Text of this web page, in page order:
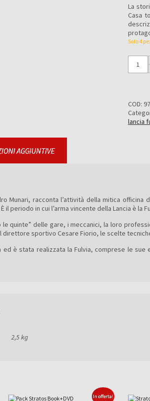
La
Casa
Solo 4
COD:
lancia
AGGIUNTIVE
Munari, racconta l’attività della mitica officina
il periodo in cui l’arma vincente della Lancia è la
quinte” delle gare, i meccanici, la loro
sportivo Cesare Fiorio, le scelte
è stata realizzata la Fulvia, comprese le
2,5 kg
In offerta!